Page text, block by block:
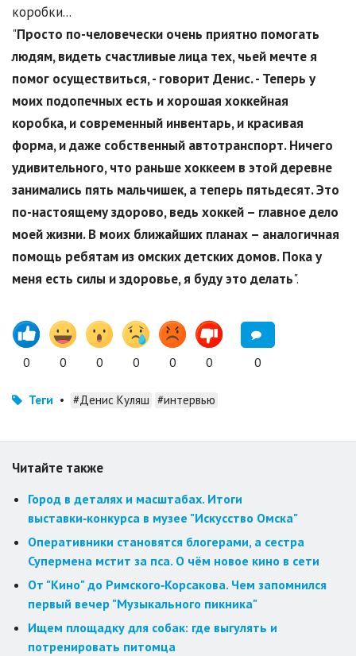
коробки...
"Просто по-человечески очень приятно помогать
людям, видеть счастливые лица тех, чьей мечте я
помог осуществиться, - говорит Денис. - Теперь у
моих подопечных есть и хорошая хоккейная
коробка, и современный инвентарь, и красивая
форма, и даже собственный автотранспорт.Ничего
удивительного, что раньше хоккеем в этой деревне
занимались пять мальчишек, а теперь пятьдесят. Это
по-настоящему здорово, ведь хоккей – главное дело
моей жизни. В моих ближайших планах – аналогичная
помощь ребятам из омских детских домов. Пока у
меня есть силы и здоровье, я буду это делать".
0 0 0 0 0 0 0
Теги • #Денис Куляш #интервью
Читайте также
Город в деталях и масштабах. Итоги
выставки‑конкурса в музее "Искусство Омска"
Оперативники становятся блогерами, а сестра
Супермена мстит за пса. О чём новое кино в сети
От "Кино" до Римского‑Корсакова. Чем запомнился
первый вечер "Музыкального пикника"
Ищем площадку для собак: где выгулять и
потренировать питомца